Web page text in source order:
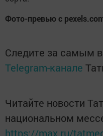
Фото-превью с
Следите за самым
Telegram-канале
Читайте новости
национальном
https://max.ru/